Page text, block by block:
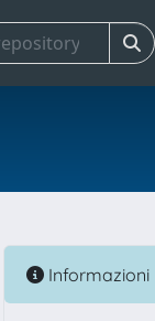
Informazioni